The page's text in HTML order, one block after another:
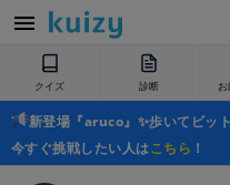
クイズ 診断
新登場『aruco』✨歩いてビッ
今すぐ挑戦したい人はこちら ！